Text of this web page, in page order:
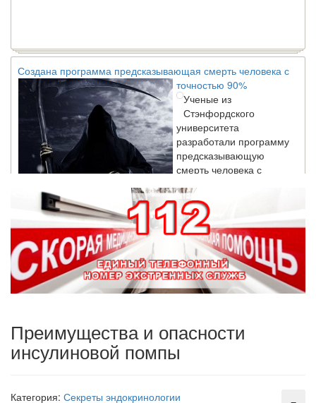
Создана программа предсказывающая смерть человека с
точностью 90%
Ученые из
Стэнфордского
университета
разработали программу
предсказывающую
смерть человека с
высокой точностью.
Зарплата врачей в 2018 году превысит средний доход
россиян в два раза
Глава Минздрава РФ
Вероника Скворцова
опровергла
сообщение о падении
ближайшие годы. Она
встрече с журналистами ведущих...
Преимущества и опасности
инсулиновой помпы
Категория: Секреты эндокринологии